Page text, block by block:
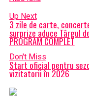
Up Next
3 zile de carte,
surprize aduce Târgul
PROGRAM COMPLET
Don't Miss
Start oficial pentru
vizitatorii în 2026